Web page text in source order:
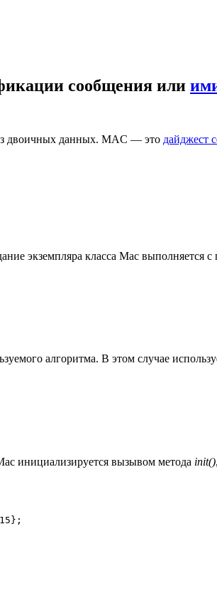
сообщения или
двоичных данных. MAC — это дайджест
экземпляра класса Mac выполняется
алгоритма. В этом случае
инициализируется вызывом метода init()